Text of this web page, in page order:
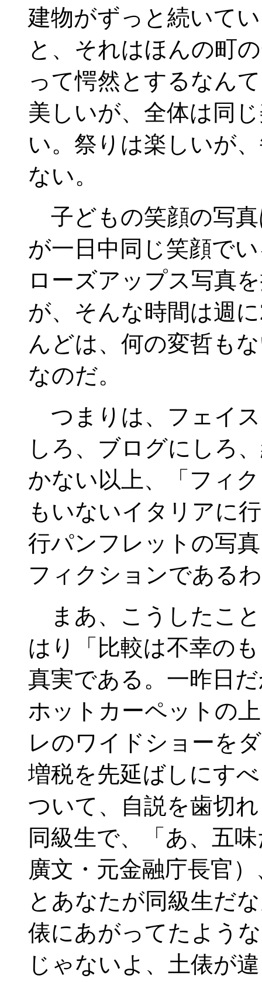
建物がずっと続いて
と、それはほんの町
って愕然とするなん
美しいが、全体は同
い。祭りは楽しいが
ない。
子どもの笑顔の写
が一日中同じ笑顔で
ローズアップス写真
が、そんな時間は週
んどは、何の変哲も
なのだ。
つまりは、フェイ
しろ、ブログにしろ
かない以上、「フィ
もいないイタリアに
行パンフレットの写
フィクションである
まあ、こうしたこ
はり「比較は不幸の
真実である。一昨日
ホットカーペットの
レのワイドショーを
増税を先延ばしにす
ついて、自説を歯切
同級生で、「あ、五
廣文・元金融庁長官
とあなたが同級生だ
俵にあがってたよう
じゃないよ、土俵が